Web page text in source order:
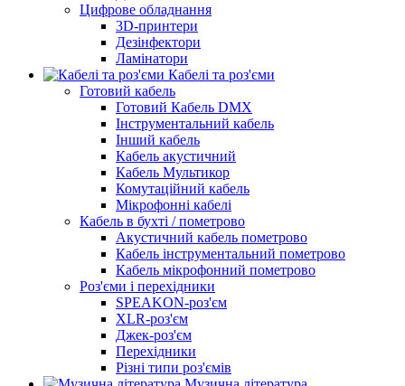
Цифрове обладнання
3D-принтери
Дезінфектори
Ламінатори
Кабелі та роз'єми
Готовий кабель
Готовий Кабель DMX
Інструментальний кабель
Інший кабель
Кабель акустичний
Кабель Мультикор
Комутаційний кабель
Мікрофонні кабелі
Кабель в бухті / пометрово
Акустичний кабель пометрово
Кабель інструментальний пометрово
Кабель мікрофонний пометрово
Роз'єми і перехідники
SPEAKON-роз'єм
XLR-роз'єм
Джек-роз'єм
Перехідники
Різні типи роз'ємів